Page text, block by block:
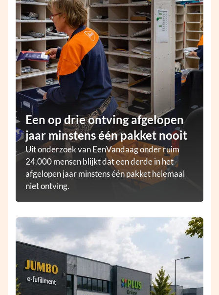
Een op drie ontving afgelopen
jaar minstens één pakket nooit
Uit onderzoek van EenVandaag onder ruim
24.000 mensen blijkt dat een derde in het
afgelopen jaar minstens één pakket helemaal
niet ontving.